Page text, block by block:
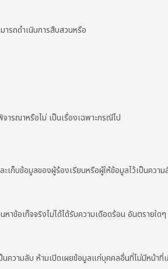
รถดำเนินการสืบสวนหรือ
รณาหรือไม่ เป็นเรื่องเฉพาะกรณีไป
บข้อมูลของผู้ร้องเรียนหรือผู้ให้ข้อมูลไว้เป็นความ
ข้อเท็จจริงไม่ได้ได้รับความเดือดร้อน อันตรายใด
วามลับ ห้ามเปิดเผยข้อมูลแก่บุคคลอื่นที่ไม่มีหน้าที่